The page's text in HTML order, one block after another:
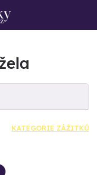
KATEGORIE ZÁŽITKŮ